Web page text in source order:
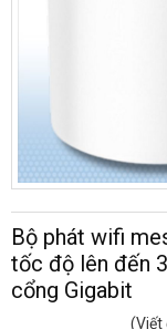
Bộ phát wifi
tốc độ lên đến
cổng Gigabit
(Viết